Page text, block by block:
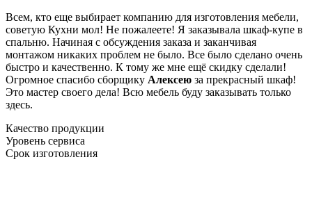
Всем, кто еще выбирает компанию для изготовления мебели,
советую Кухни мол! Не пожалеете! Я заказывала шкаф-купе в
спальню. Начиная с обсуждения заказа и заканчивая
монтажом никаких проблем не было. Все было сделано очень
быстро и качественно. К тому же мне ещё скидку сделали!
Огромное спасибо сборщику Алексею за прекрасный шкаф!
Это мастер своего дела! Всю мебель буду заказывать только
здесь.
Качество продукции
Уровень сервиса
Срок изготовления